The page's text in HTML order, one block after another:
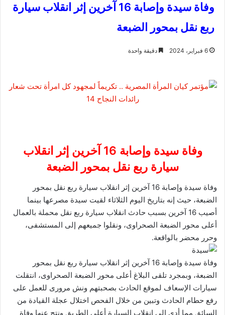
وفاة سيدة وإصابة 16 آخرين إثر انقلاب سيارة
ربع نقل بمحور الضبعة
6 فبراير، 2024 دقيقة واحدة
وفاة سيدة وإصابة 16 آخرين إثر انقلاب
سيارة ربع نقل بمحور الضبعة
وفاة سيدة وإصابة 16 آخرين إثر انقلاب سيارة ربع نقل بمحور
الضبعة، حيث إنه بتاريخ اليوم الثلاثاء لقيت سيدة مصرعها بينما
أصيب 16 آخرين بسبب حادث انقلاب سيارة ربع نقل محملة بالعمال
أعلى محور الضبعة الصحراوى، ونقلوا جميعهم إلى المستشفى،
وحرر محضر بالواقعة.
وفاة سيدة وإصابة 16 آخرين إثر انقلاب سيارة ربع نقل بمحور
الضبعة، وبمجرد تلقى البلاغ أعلى محور الضبعة الصحراوى، انتقلت
سيارات الإسعاف لموقع الحادث بصحبتهم ونش مرورى للعمل على
رفع حطام الحادث وتبين من خلال الفحص اختلال عجلة القيادة من
السائق مما أدى إلى انقلاب السيارة أعلى الطريق ونتج عنها وفاة